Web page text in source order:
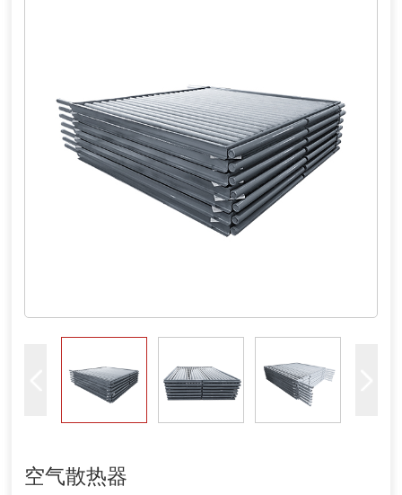
空气散热器